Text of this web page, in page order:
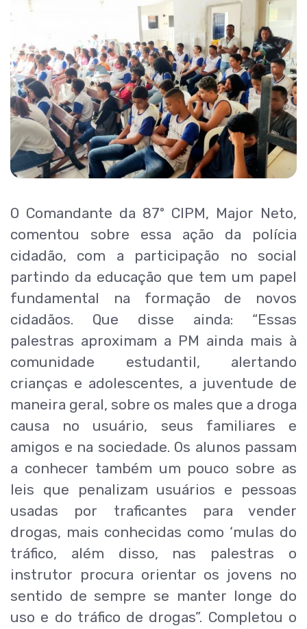
O Comandante da 87º CIPM, Major Neto,
comentou sobre essa ação da polícia
cidadão, com a participação no social
partindo da educação que tem um papel
fundamental na formação de novos
cidadãos. Que disse ainda: “Essas
palestras aproximam a PM ainda mais à
comunidade estudantil, alertando
crianças e adolescentes, a juventude de
maneira geral, sobre os males que a droga
causa no usuário, seus familiares e
amigos e na sociedade. Os alunos passam
a conhecer também um pouco sobre as
leis que penalizam usuários e pessoas
usadas por traficantes para vender
drogas, mais conhecidas como ‘mulas do
tráfico, além disso, nas palestras o
instrutor procura orientar os jovens no
sentido de sempre se manter longe do
uso e do tráfico de drogas”. Completou o